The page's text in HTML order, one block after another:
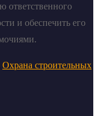
ответственного
и обеспечить его
Охрана строительных